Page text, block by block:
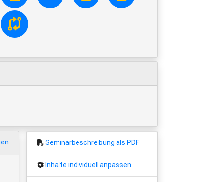
Seminarbeschreibung als PDF
Inhalte individuell anpassen